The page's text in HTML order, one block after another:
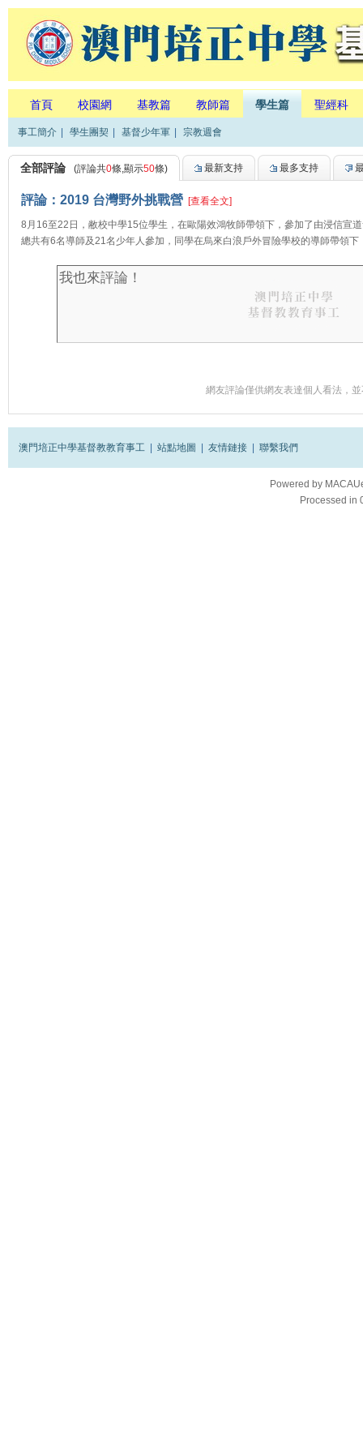
首頁 校園網 基教篇 教師篇 學生篇 聖經科
事工簡介 學生團契 基督少年軍 宗教週會
全部評論 (評論共0條,顯示50條) 最新支持 最多支持
評論：2019 台灣野外挑戰營 [查看全文]
8月16至22日，敝校中學15位學生，在歐陽效鴻牧師帶領下，參加了由浸信宣
總共有6名導師及21名少年人參加，同學在烏來白浪戶外冒險學校的導師帶領
網友評論僅供網友表達個人看法，
澳門培正中學基督教教育事工 站點地圖 友情鏈接 聯繫我們
Powered by
Processed in